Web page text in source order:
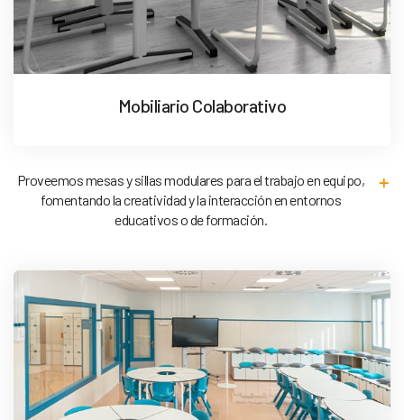
Mobiliario Colaborativo
Proveemos mesas y sillas modulares para el trabajo en equipo,
fomentando la creatividad y la interacción en entornos
educativos o de formación.